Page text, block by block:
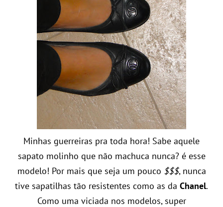
Minhas guerreiras pra toda hora! Sabe aquele
sapato molinho que não machuca nunca? é esse
modelo! Por mais que seja um pouco $$$, nunca
tive sapatilhas tão resistentes como as da Chanel.
Como uma viciada nos modelos, super